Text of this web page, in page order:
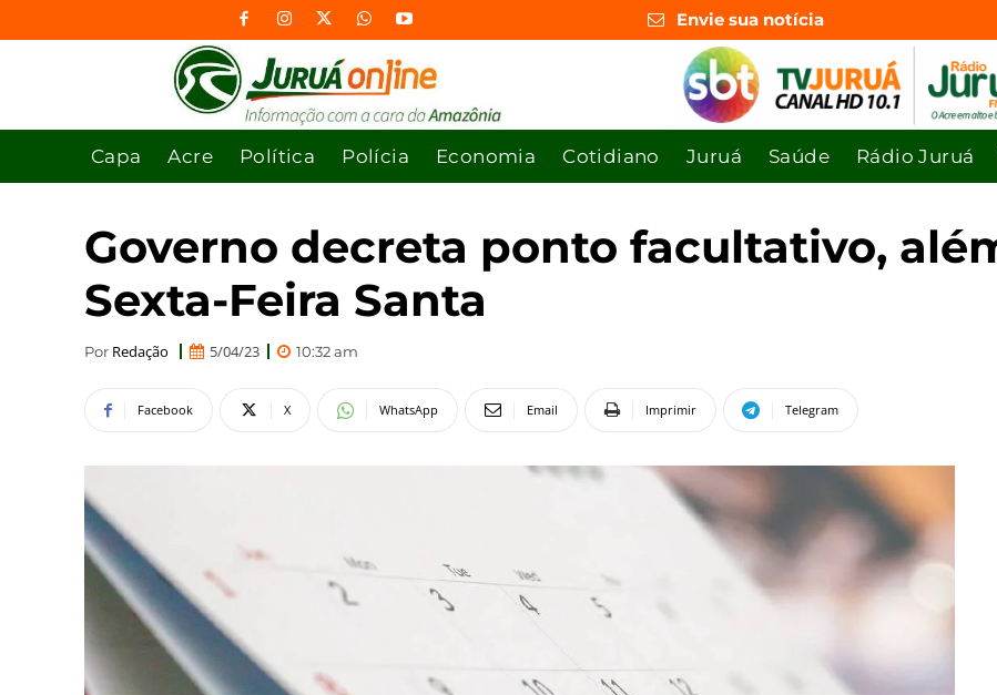
Envie sua notícia
Capa Acre Política Polícia Economia Cotidiano Juruá Saúde Rádio Juruá
Governo decreta ponto facultativo,
Sexta-Feira Santa
Por Redação 5/04/23 10:32 am
Facebook X WhatsApp Email Imprimir Telegram